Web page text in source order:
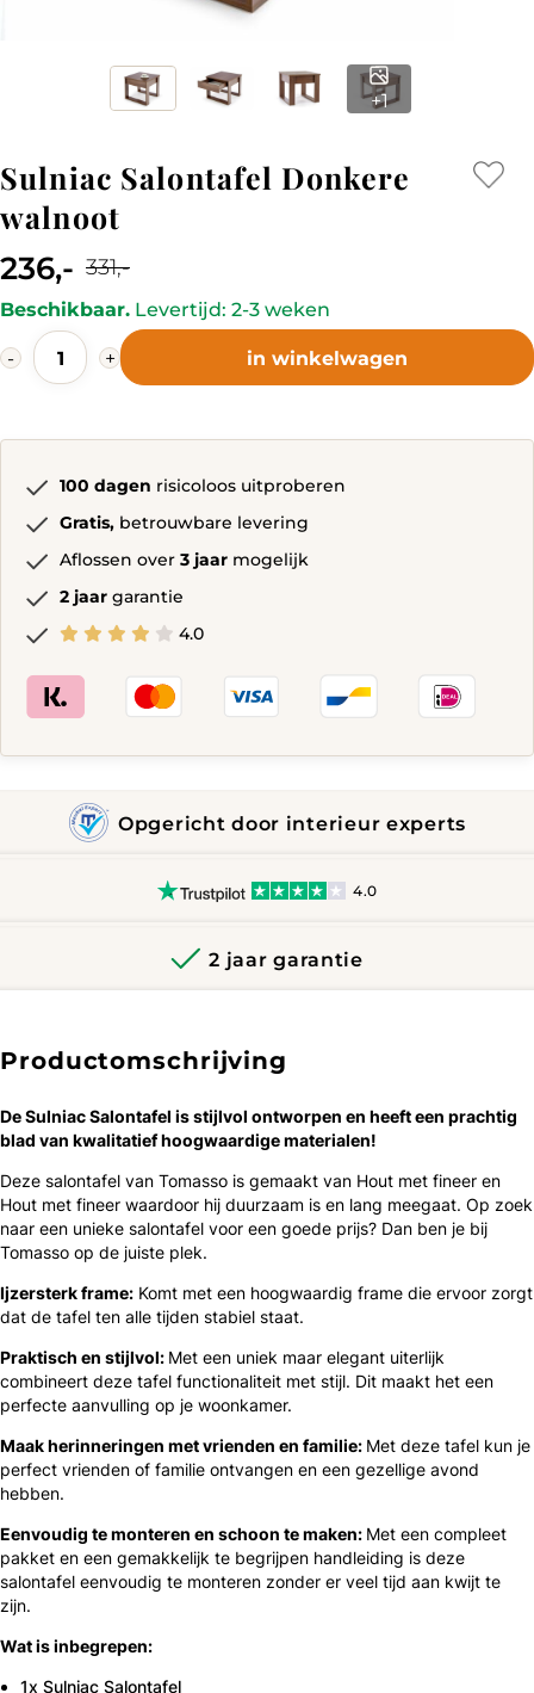
+1
Sulniac Salontafel Donkere
walnoot
236,-
Current
price
is:
236,-.
331,-
Original
price
was:
331,-.
Beschikbaar. Levertijd: 2-3 weken
-
Sulniac
Salontafel
Donkere
+ in winkelwagen
100 dagen risicoloos uitproberen
Gratis, betrouwbare levering
Aflossen over 3 jaar mogelijk
2 jaar garantie
4.0
Opgericht door interieur experts
4.0
2 jaar garantie
Productomschrijving
De Sulniac Salontafel is ​​stijlvol ontworpen en heeft een prachtig
blad van kwalitatief hoogwaardige materialen!
Deze salontafel van Tomasso is gemaakt van Hout met fineer en
Hout met fineer waardoor hij duurzaam is en lang meegaat. Op zoek
naar een unieke salontafel voor een goede prijs? Dan ben je bij
Tomasso op de juiste plek.
Ijzersterk frame: Komt met een hoogwaardig frame die ervoor zorgt
dat de tafel ten alle tijden stabiel staat.
Praktisch en stijlvol: Met een uniek maar elegant uiterlijk
combineert deze tafel functionaliteit met stijl. Dit maakt het een
perfecte aanvulling op je woonkamer.
Maak herinneringen met vrienden en familie: Met deze tafel kun je
perfect vrienden of familie ontvangen en een gezellige avond
hebben.
Eenvoudig te monteren en schoon te maken: Met een compleet
pakket en een gemakkelijk te begrijpen handleiding is deze
salontafel eenvoudig te monteren zonder er veel tijd aan kwijt te
zijn.
Wat is inbegrepen:
1x Sulniac Salontafel